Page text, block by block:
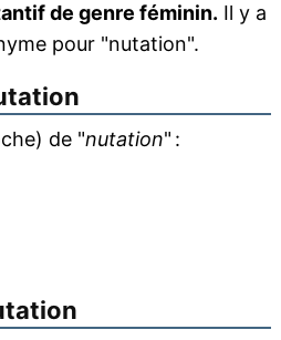
de genre féminin. Il y a
pour "nutation".
de "nutation" :